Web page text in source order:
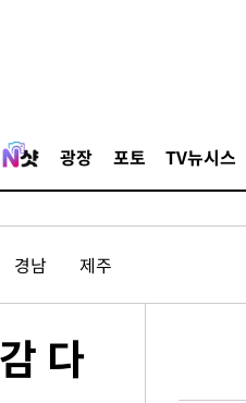
광장 포토 TV뉴시스
경남 제주
다